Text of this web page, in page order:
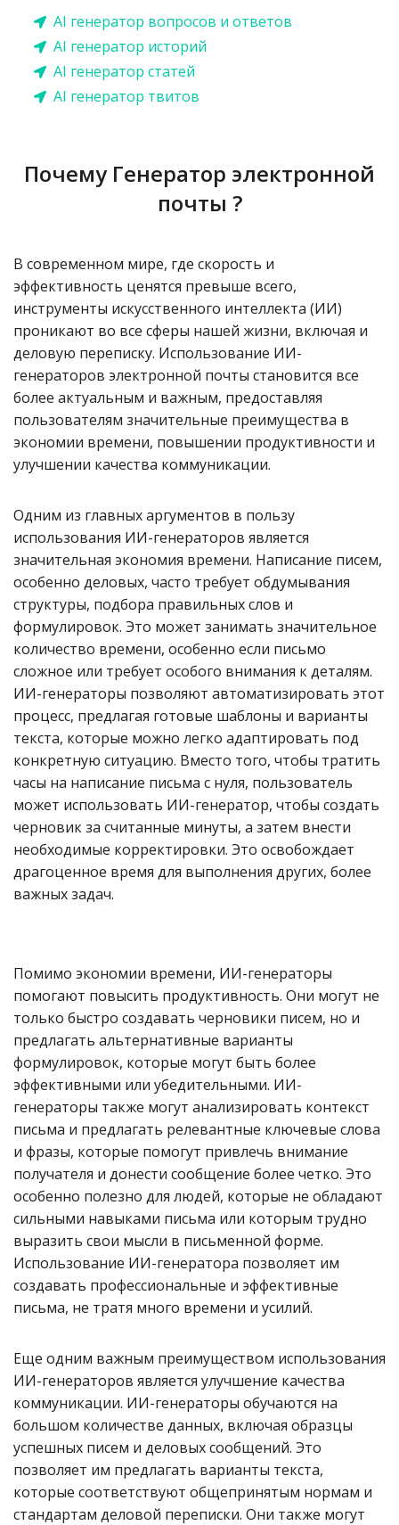
AI генератор вопросов и ответов
AI генератор историй
AI генератор статей
AI генератор твитов
Почему Генератор электронной
почты ?
В современном мире, где скорость и
эффективность ценятся превыше всего,
инструменты искусственного интеллекта (ИИ)
проникают во все сферы нашей жизни, включая и
деловую переписку. Использование ИИ-
генераторов электронной почты становится все
более актуальным и важным, предоставляя
пользователям значительные преимущества в
экономии времени, повышении продуктивности и
улучшении качества коммуникации.
Одним из главных аргументов в пользу
использования ИИ-генераторов является
значительная экономия времени. Написание писем,
особенно деловых, часто требует обдумывания
структуры, подбора правильных слов и
формулировок. Это может занимать значительное
количество времени, особенно если письмо
сложное или требует особого внимания к деталям.
ИИ-генераторы позволяют автоматизировать этот
процесс, предлагая готовые шаблоны и варианты
текста, которые можно легко адаптировать под
конкретную ситуацию. Вместо того, чтобы тратить
часы на написание письма с нуля, пользователь
может использовать ИИ-генератор, чтобы создать
черновик за считанные минуты, а затем внести
необходимые корректировки. Это освобождает
драгоценное время для выполнения других, более
важных задач.
Помимо экономии времени, ИИ-генераторы
помогают повысить продуктивность. Они могут не
только быстро создавать черновики писем, но и
предлагать альтернативные варианты
формулировок, которые могут быть более
эффективными или убедительными. ИИ-
генераторы также могут анализировать контекст
письма и предлагать релевантные ключевые слова
и фразы, которые помогут привлечь внимание
получателя и донести сообщение более четко. Это
особенно полезно для людей, которые не обладают
сильными навыками письма или которым трудно
выразить свои мысли в письменной форме.
Использование ИИ-генератора позволяет им
создавать профессиональные и эффективные
письма, не тратя много времени и усилий.
Еще одним важным преимуществом использования
ИИ-генераторов является улучшение качества
коммуникации. ИИ-генераторы обучаются на
большом количестве данных, включая образцы
успешных писем и деловых сообщений. Это
позволяет им предлагать варианты текста,
которые соответствуют общепринятым нормам и
стандартам деловой переписки. Они также могут